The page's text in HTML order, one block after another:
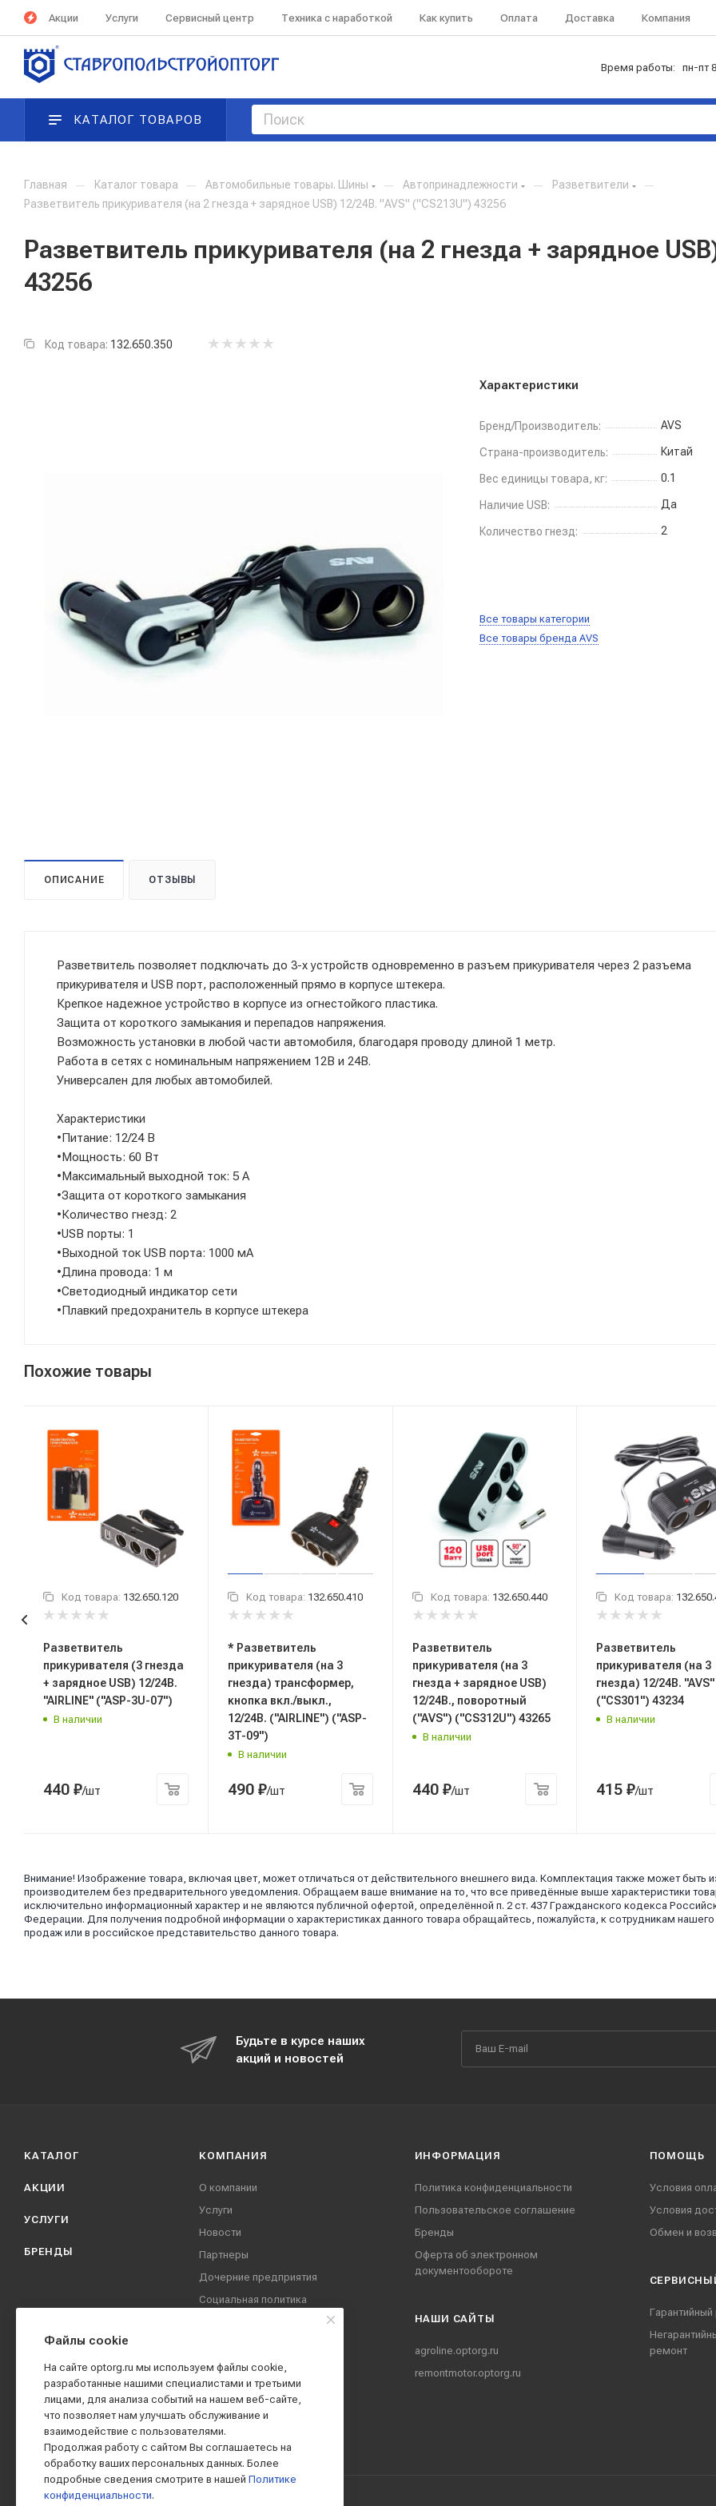
Акции Услуги Сервисный центр Техника с наработкой Как купить Оплата Доставка Компания
Время работы: пн-пт
КАТАЛОГ ТОВАРОВ
Главная — Каталог товара — Автомобильные товары. Шины — Автопринадлежности — Разветвители —
Разветвитель прикуривателя (на 2 гнезда + зарядное USB) 12/24В. "AVS" ("CS213U") 43256
Разветвитель прикуривателя (на 2 гнезда + зарядное
43256
Код товара: 132.650.350
Характеристики
Бренд/Производитель: AVS
Страна-производитель: Китай
Вес единицы товара, кг: 0.1
Наличие USB: Да
Количество гнезд: 2
Все товары категории
Все товары бренда AVS
ОПИСАНИЕ ОТЗЫВЫ
Разветвитель позволяет подключать до 3-х устройств одновременно в разъем прикуривателя через 2 разъема
прикуривателя и USB порт, расположенный прямо в корпусе штекера.
Крепкое надежное устройство в корпусе из огнестойкого пластика.
Защита от короткого замыкания и перепадов напряжения.
Возможность установки в любой части автомобиля, благодаря проводу длиной 1 метр.
Работа в сетях с номинальным напряжением 12В и 24В.
Универсален для любых автомобилей.
Характеристики
•Питание: 12/24 В
•Мощность: 60 Вт
•Максимальный выходной ток: 5 А
•Защита от короткого замыкания
•Количество гнезд: 2
•USB порты: 1
•Выходной ток USB порта: 1000 мА
•Длина провода: 1 м
•Светодиодный индикатор сети
•Плавкий предохранитель в корпусе штекера
Похожие товары
Код товара: 132.650.120
Разветвитель
прикуривателя (3 гнезда
+ зарядное USB) 12/24В.
"AIRLINE" ("ASP-3U-07")
В наличии
440 ₽/шт
Код товара: 132.650.410
* Разветвитель
прикуривателя (на 3
гнезда) трансформер,
кнопка вкл./выкл.,
12/24В. ("AIRLINE") ("ASP-
3T-09")
В наличии
490₽/шт
Код товара: 132.650.440
Разветвитель
прикуривателя (на 3
гнезда + зарядное USB)
12/24В., поворотный
("AVS") ("CS312U") 43265
В наличии
440₽/шт
Код товара:
Разветвитель
прикуривателя (на 3
гнезда) 12/24В. "AVS"
("CS301") 43234
В наличии
415 ₽/шт
Внимание! Изображение товара, включая цвет, может отличаться от действительного внешнего вида. Комплектация также может быть
производителем без предварительного уведомления. Обращаем ваше внимание на то, что все приведённые выше характеристики
исключительно информационный характер и не являются публичной офертой, определённой п. 2 ст. 437 Гражданского кодекса
Федерации. Для получения подробной информации о характеристиках данного товара обращайтесь, пожалуйста, к сотрудникам
продаж или в российское представительство данного товара.
Будьте в курсе наших
акций и новостей
КАТАЛОГ
АКЦИИ
УСЛУГИ
БРЕНДЫ
КОМПАНИЯ
О компании
Услуги
Новости
Партнеры
Дочерние предприятия
Социальная политика
Вакансии
Реквизиты
Контакты
ИНФОРМАЦИЯ
Политика конфиденциальности
Пользовательское соглашение
Бренды
Оферта об электронном
документообороте
НАШИ CАЙТЫ
agroline.optorg.ru
remontmotor.optorg.ru
ПОМОЩЬ
Условия
Условия
Обмен и
ремонт
Файлы cookie
На сайте optorg.ru мы используем файлы cookie,
разработанные нашими специалистами и третьими
лицами, для анализа событий на нашем веб-сайте,
что позволяет нам улучшать обслуживание и
взаимодействие с пользователями.
Продолжая работу с сайтом Вы соглашаетесь на
обработку ваших персональных данных. Более
подробные сведения смотрите в нашей Политике
конфиденциальности.